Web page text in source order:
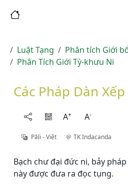
Luật Tạng Phân tích Giới
Phân Tích Giới Tỳ-khưu Ni
Các Pháp Dàn
A+ A-
Pāḷi - Việt TK Indacanda
Bạch chư đại đức ni, bảy
này được đưa ra đọc tụng.